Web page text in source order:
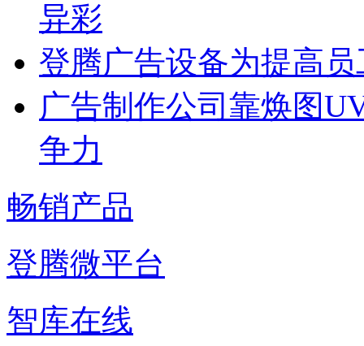
异彩
登腾广告设备为提高
广告制作公司靠焕图
争力
畅销产品
登腾微平台
智库在线